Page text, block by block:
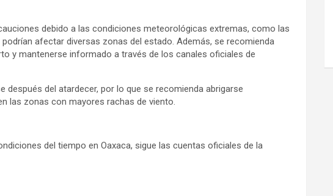
debido a las condiciones meteorológicas extremas, como las
afectar diversas zonas del estado. Además, se recomienda
y mantenerse informado a través de los canales oficiales de
del atardecer, por lo que se recomienda abrigarse
las zonas con mayores rachas de viento.
del tiempo en Oaxaca, sigue las cuentas oficiales de la